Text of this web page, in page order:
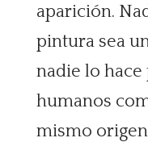
aparición.
pintura sea
nadie lo
humanos
mismo